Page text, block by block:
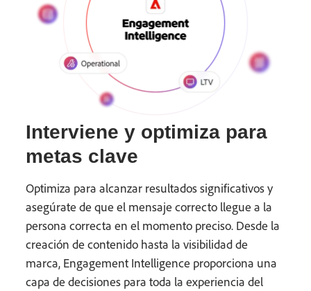
Interviene y optimiza para
metas clave
Optimiza para alcanzar resultados significativos y
asegúrate de que el mensaje correcto llegue a la
persona correcta en el momento preciso. Desde la
creación de contenido hasta la visibilidad de
marca, Engagement Intelligence proporciona una
capa de decisiones para toda la experiencia del